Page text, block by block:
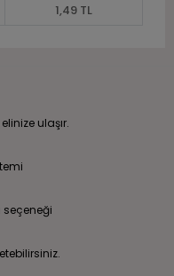
1,49 TL
ulaşır.